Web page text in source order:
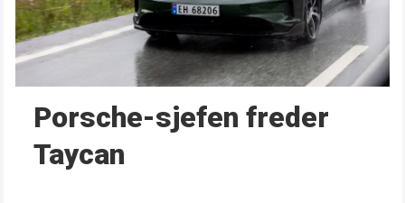
Porsche-sjefen freder
Taycan